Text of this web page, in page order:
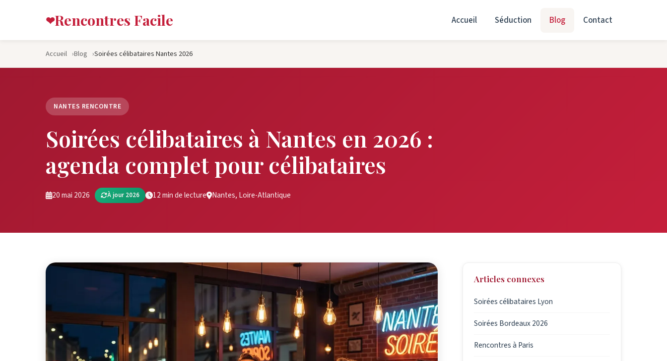
Rencontres Facile Accueil Séduction Blog Contact
Accueil Blog Soirées célibataires Nantes 2026
NANTES RENCONTRE
Soirées célibataires à Nantes en 2026 :
agenda complet pour célibataires
20 mai 2026 À jour 2026 12 min de lecture Nantes, Loire-Atlantique
Articles connexes
Soirées célibataires Lyon
Soirées Bordeaux 2026
Rencontres à Paris